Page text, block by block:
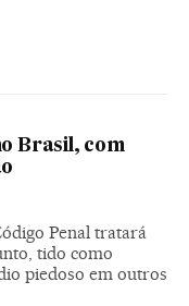
Brasil, com
Penal tratará
tido como
piedoso em outros